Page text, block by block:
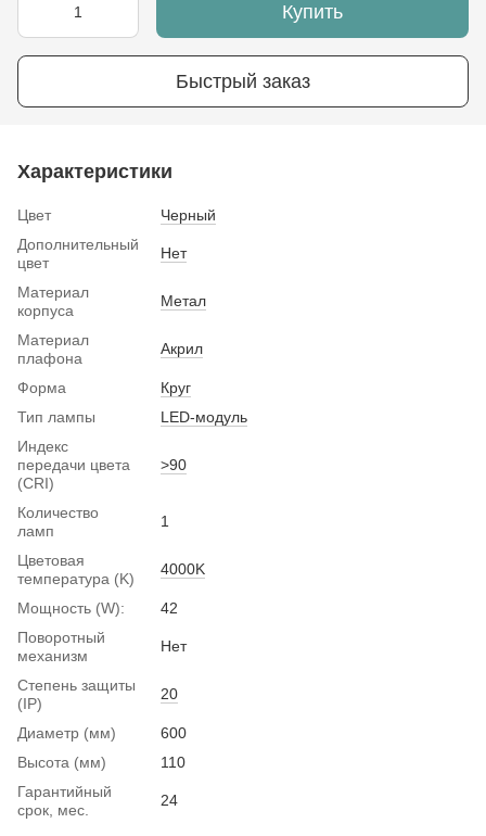
Купить
Быстрый заказ
Характеристики
Цвет
Черный
Дополнительный
цвет
Нет
Материал
корпуса
Метал
Материал
плафона
Акрил
Форма
Круг
Тип лампы
LED-модуль
Индекс
передачи цвета
(CRI)
>90
Количество
ламп
1
Цветовая
температура (K)
4000K
Мощность (W):
42
Поворотный
механизм
Нет
Степень защиты
(IP)
20
Диаметр (мм)
600
Высота (мм)
110
Гарантийный
срок, мес.
24